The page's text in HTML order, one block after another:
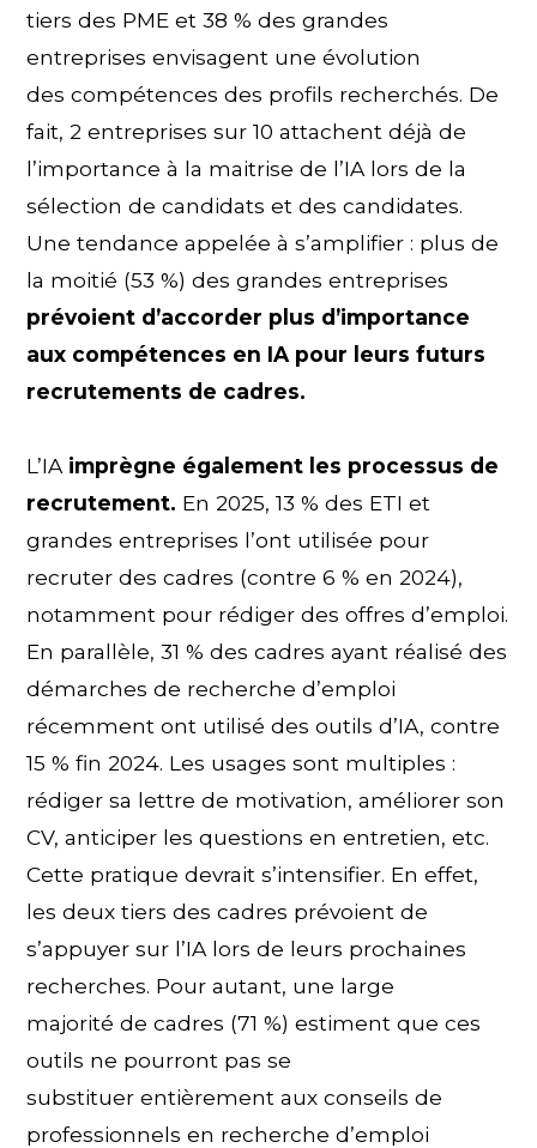
tiers des PME et 38 % des grandes
entreprises envisagent une évolution
des compétences des profils recherchés. De
fait, 2 entreprises sur 10 attachent déjà de
l’importance à la maitrise de l’IA lors de la
sélection de candidats et des candidates.
Une tendance appelée à s’amplifier : plus de
la moitié (53 %) des grandes entreprises
prévoient d’accorder plus d’importance
aux compétences en IA pour leurs futurs
recrutements de cadres.
L’IA imprègne également les processus de
recrutement. En 2025, 13 % des ETI et
grandes entreprises l’ont utilisée pour
recruter des cadres (contre 6 % en 2024),
notamment pour rédiger des offres d’emploi.
En parallèle, 31 % des cadres ayant réalisé des
démarches de recherche d’emploi
récemment ont utilisé des outils d’IA, contre
15 % fin 2024. Les usages sont multiples :
rédiger sa lettre de motivation, améliorer son
CV, anticiper les questions en entretien, etc.
Cette pratique devrait s’intensifier. En effet,
les deux tiers des cadres prévoient de
s’appuyer sur l’IA lors de leurs prochaines
recherches. Pour autant, une large
majorité de cadres (71 %) estiment que ces
outils ne pourront pas se
substituer entièrement aux conseils de
professionnels en recherche d’emploi